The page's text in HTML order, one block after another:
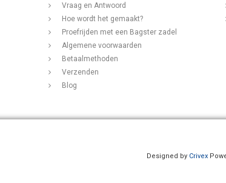
Vraag en Antwoord
Hoe wordt het gemaakt?
Proefrijden met een Bagster zadel
Algemene voorwaarden
Betaalmethoden
Verzenden
Blog
Designed by Crivex